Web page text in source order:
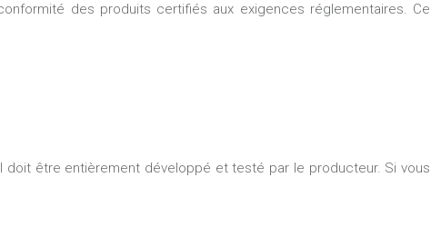
des produits certifiés aux exigences réglementaires. Ce
doit être entièrement développé et testé par le producteur. Si vous